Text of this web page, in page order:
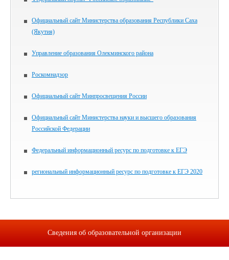
Официальный сайт Министерства образования Республики Саха
(Якутия)
Управление образования Олекминского района
Роскомнадзор
Официальный сайт Минпросвещения России
Официальный сайт Министерства науки и высшего образования
Российской Федерации
Федеральный информационный ресурс по подготовке к ЕГЭ
региональный информационный ресурс по подготовке к ЕГЭ 2020
Сведения об образовательной организации